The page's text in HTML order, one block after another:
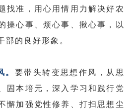
找准，用心用情用力解决好农
操心事、烦心事、揪心事，以
部的良好形象。
。 要带头转变思想作风，从思
固本培元，深入学习和践行党
懈加强党性修养、打扫思想尘